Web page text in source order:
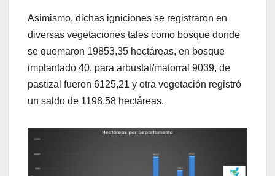
Asimismo, dichas igniciones se registraron en
diversas vegetaciones tales como bosque donde
se quemaron 19853,35 hectáreas, en bosque
implantado 40, para arbustal/matorral 9039, de
pastizal fueron 6125,21 y otra vegetación registró
un saldo de 1198,58 hectáreas.